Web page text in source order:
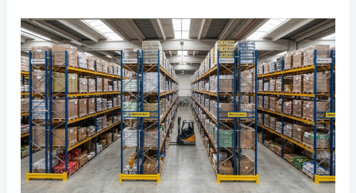
tettoia
per
lo
stoccaggio
esterno